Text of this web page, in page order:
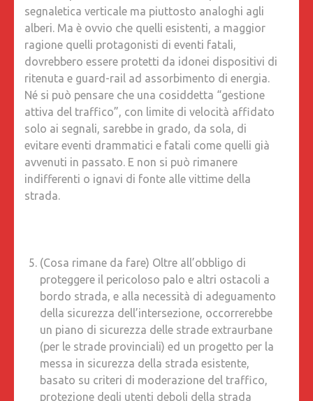
segnaletica verticale ma piuttosto analoghi agli
alberi. Ma è ovvio che quelli esistenti, a maggior
ragione quelli protagonisti di eventi fatali,
dovrebbero essere protetti da idonei dispositivi di
ritenuta e guard-rail ad assorbimento di energia.
Né si può pensare che una cosiddetta “gestione
attiva del traffico”, con limite di velocità affidato
solo ai segnali, sarebbe in grado, da sola, di
evitare eventi drammatici e fatali come quelli già
avvenuti in passato. E non si può rimanere
indifferenti o ignavi di fonte alle vittime della
strada.
(Cosa rimane da fare) Oltre all’obbligo di
proteggere il pericoloso palo e altri ostacoli a
bordo strada, e alla necessità di adeguamento
della sicurezza dell’intersezione, occorrerebbe
un piano di sicurezza delle strade extraurbane
(per le strade provinciali) ed un progetto per la
messa in sicurezza della strada esistente,
basato su criteri di moderazione del traffico,
protezione degli utenti deboli della strada